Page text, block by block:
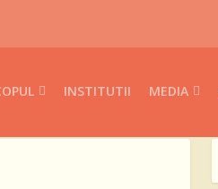
INSTITUTII MEDIA